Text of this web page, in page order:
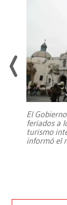
El
feriados a
turismo
informó el